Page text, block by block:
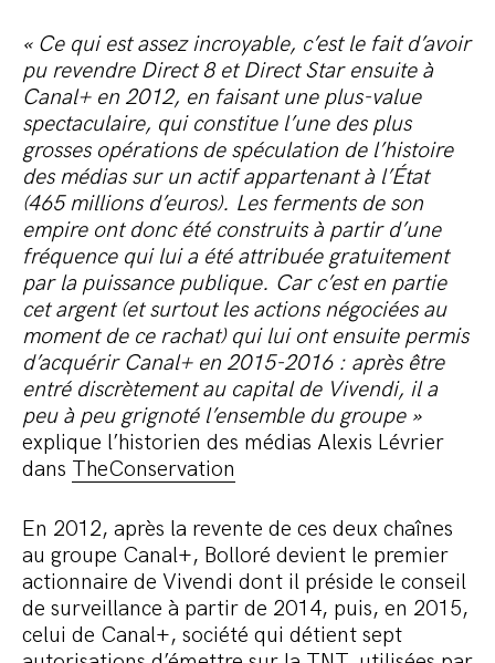
« Ce qui est assez incroyable, c’est le fait d’avoir
pu revendre Direct 8 et Direct Star ensuite à
Canal+ en 2012, en faisant une plus-value
spectaculaire, qui constitue l’une des plus
grosses opérations de spéculation de l’histoire
des médias sur un actif appartenant à l’État
(465 millions d’euros). Les ferments de son
empire ont donc été construits à partir d’une
fréquence qui lui a été attribuée gratuitement
par la puissance publique. Car c’est en partie
cet argent (et surtout les actions négociées au
moment de ce rachat) qui lui ont ensuite permis
d’acquérir Canal+ en 2015-2016 : après être
entré discrètement au capital de Vivendi, il a
peu à peu grignoté l’ensemble du groupe »
explique l’historien des médias Alexis Lévrier
dans TheConservation
En 2012, après la revente de ces deux chaînes
au groupe Canal+, Bolloré devient le premier
actionnaire de Vivendi dont il préside le conseil
de surveillance à partir de 2014, puis, en 2015,
celui de Canal+, société qui détient sept